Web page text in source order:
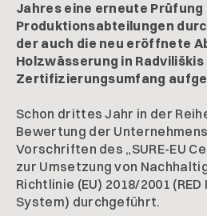
Jahres eine erneute
Produktionsabteilungen
der auch die neu eröffnete
Holzwässerung in Radviliškis
Zertifizierungsumfang
Schon drittes Jahr in der
Bewertung der
Vorschriften des „SURE-EU
zur Umsetzung von
Richtlinie (EU) 2018/2001
System) durchgeführt.